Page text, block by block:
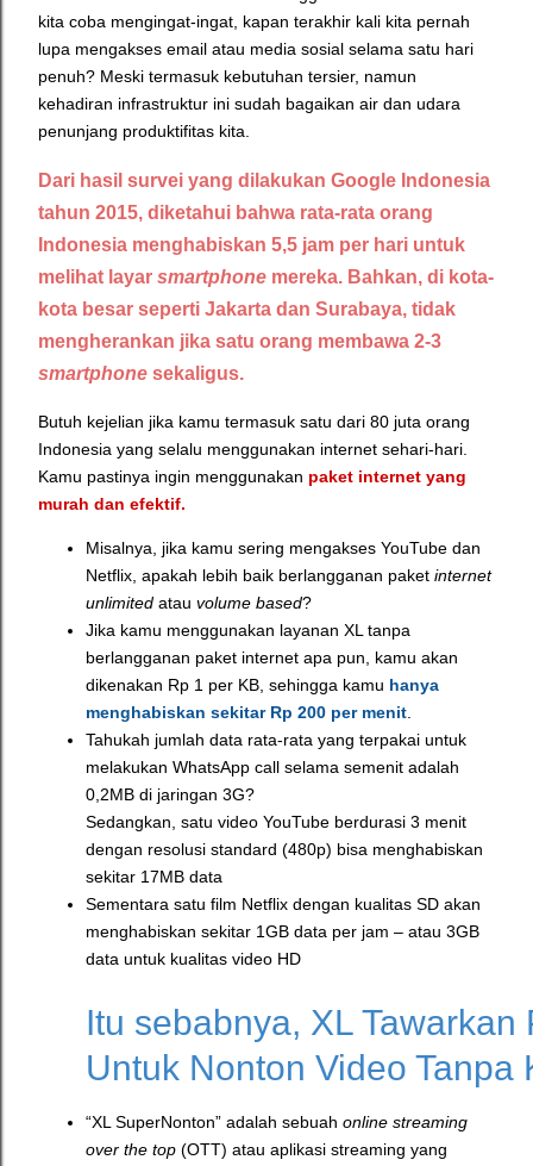
kita coba mengingat-ingat, kapan terakhir kali kita pernah
lupa mengakses email atau media sosial selama satu hari
penuh? Meski termasuk kebutuhan tersier, namun
kehadiran infrastruktur ini sudah bagaikan air dan udara
penunjang produktifitas kita.
Dari hasil survei yang dilakukan Google Indonesia
tahun 2015, diketahui bahwa rata-rata orang
Indonesia menghabiskan 5,5 jam per hari untuk
melihat layar smartphone mereka. Bahkan, di kota-
kota besar seperti Jakarta dan Surabaya, tidak
mengherankan jika satu orang membawa 2-3
smartphone sekaligus.
Butuh kejelian jika kamu termasuk satu dari 80 juta orang
Indonesia yang selalu menggunakan internet sehari-hari.
Kamu pastinya ingin menggunakan paket internet yang
murah dan efektif.
Misalnya, jika kamu sering mengakses YouTube dan
Netflix, apakah lebih baik berlangganan paket internet
unlimited atau volume based?
Jika kamu menggunakan layanan XL tanpa
berlangganan paket internet apa pun, kamu akan
dikenakan Rp 1 per KB, sehingga kamu hanya
menghabiskan sekitar Rp 200 per menit
Tahukah jumlah data rata-rata yang terpakai untuk
melakukan WhatsApp call selama semenit adalah
0,2MB di jaringan 3G?
Sedangkan, satu video YouTube berdurasi 3 menit
dengan resolusi standard (480p) bisa menghabiskan
sekitar 17MB data
Sementara satu film Netflix dengan kualitas SD akan
menghabiskan sekitar 1GB data per jam – atau 3GB
data untuk kualitas video HD
Itu sebabnya, XL
Untuk Nonton Video Tanpa
“XL SuperNonton” adalah sebuah online streaming
over the top (OTT) atau aplikasi streaming yang